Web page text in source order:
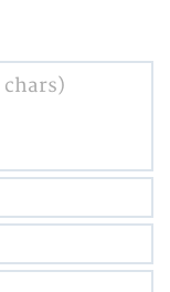
chars)